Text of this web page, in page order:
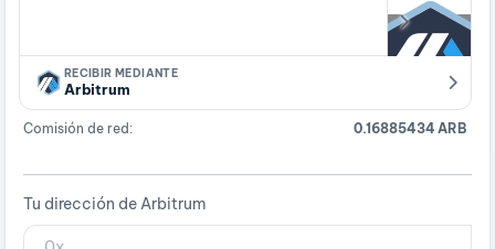
RECIBIR MEDIANTE
Arbitrum
Comisión de red: 0.16885434 ARB
Tu dirección de Arbitrum